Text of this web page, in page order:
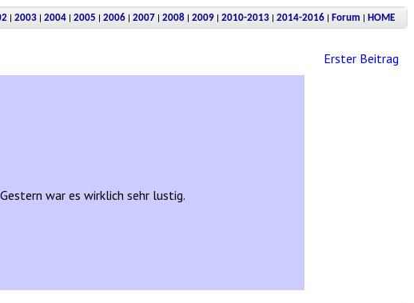
| 2003 | 2004 | 2005 | 2006 | 2007 | 2008 | 2009 | 2010-2013 | 2014-2016 | Forum | HOME
Erster Beitrag
war es wirklich sehr lustig.